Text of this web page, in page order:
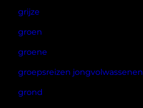
grijze
groen
groene
groepsreizen jongvolwassenen
grond